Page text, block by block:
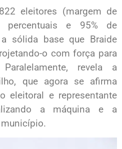
eleitores (margem de
e 95% de
sólida base que Braide
o com força para
revela a
que agora se afirma
eleitoral e representante
a máquina e a